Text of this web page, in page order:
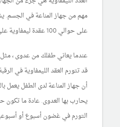
مهم من جهاز المناعة في الجسم.
على حوالي 100 عقدة ليمفاوية على جانبي الرقبة.
عندما يعاني طفلك من عدوى ، مثل
قد تتورم العقد الليمفاوية في
أن جهاز المناعة لدى الطفل يعمل
يحارب بها العدوى. عادة ما تكون
التورم في غضون أسبوع أو